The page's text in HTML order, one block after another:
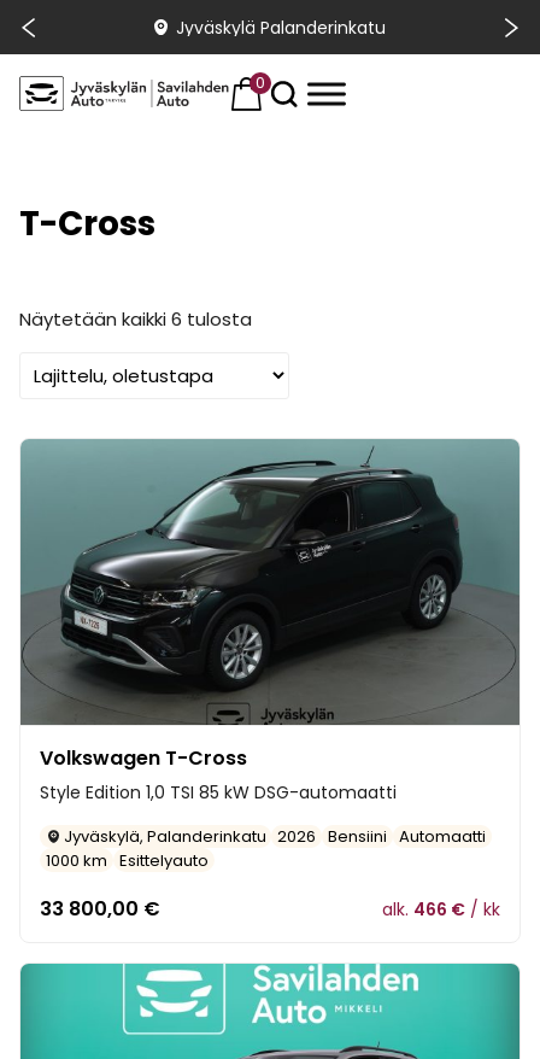
Jyväskylä Palanderinkatu
0
T-Cross
Näytetään kaikki 6 tulosta
Volkswagen T-Cross
Style Edition 1,0 TSI 85 kW DSG-automaatti
Jyväskylä, Palanderinkatu 2026 Bensiini Automaatti
1000 km Esittelyauto
33 800,00 € alk. 466 € / kk